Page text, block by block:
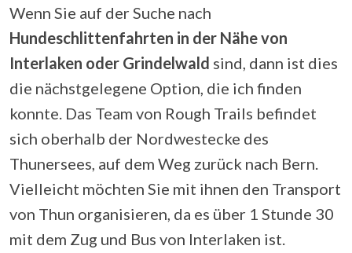
Wenn Sie auf der Suche nach
Hundeschlittenfahrten in der Nähe von
Interlaken oder Grindelwald sind, dann ist dies
die nächstgelegene Option, die ich finden
konnte. Das Team von Rough Trails befindet
sich oberhalb der Nordwestecke des
Thunersees, auf dem Weg zurück nach Bern.
Vielleicht möchten Sie mit ihnen den Transport
von Thun organisieren, da es über 1 Stunde 30
mit dem Zug und Bus von Interlaken ist.